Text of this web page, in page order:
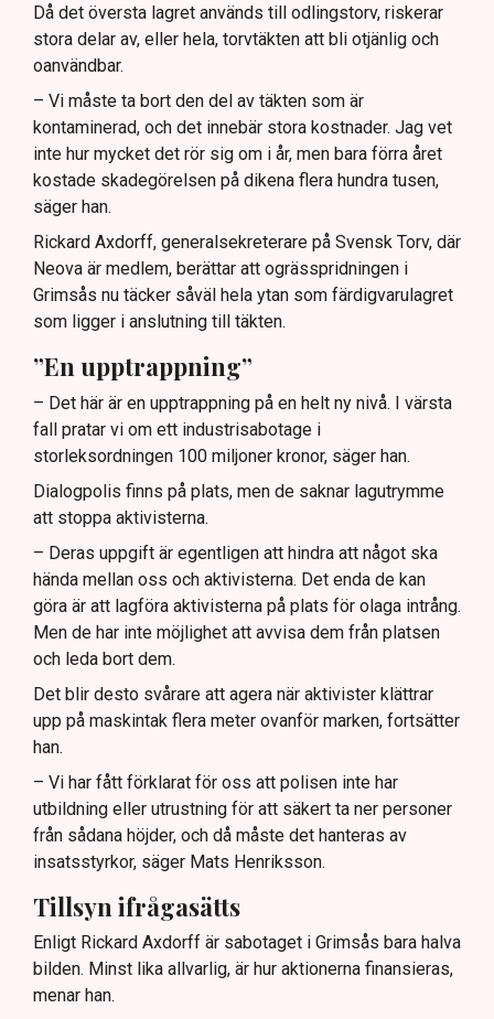
Då det översta lagret används till odlingstorv, riskerar
stora delar av, eller hela, torvtäkten att bli otjänlig och
oanvändbar.
– Vi måste ta bort den del av täkten som är
kontaminerad, och det innebär stora kostnader. Jag vet
inte hur mycket det rör sig om i år, men bara förra året
kostade skadegörelsen på dikena flera hundra tusen,
säger han.
Rickard Axdorff, generalsekreterare på Svensk Torv, där
Neova är medlem, berättar att ogrässpridningen i
Grimsås nu täcker såväl hela ytan som färdigvarulagret
som ligger i anslutning till täkten.
”En upptrappning”
– Det här är en upptrappning på en helt ny nivå. I värsta
fall pratar vi om ett industrisabotage i
storleksordningen 100 miljoner kronor, säger han.
Dialogpolis finns på plats, men de saknar lagutrymme
att stoppa aktivisterna.
– Deras uppgift är egentligen att hindra att något ska
hända mellan oss och aktivisterna. Det enda de kan
göra är att lagföra aktivisterna på plats för olaga intrång.
Men de har inte möjlighet att avvisa dem från platsen
och leda bort dem.
Det blir desto svårare att agera när aktivister klättrar
upp på maskintak flera meter ovanför marken, fortsätter
han.
– Vi har fått förklarat för oss att polisen inte har
utbildning eller utrustning för att säkert ta ner personer
från sådana höjder, och då måste det hanteras av
insatsstyrkor, säger Mats Henriksson.
Tillsyn ifrågasätts
Enligt Rickard Axdorff är sabotaget i Grimsås bara halva
bilden. Minst lika allvarlig, är hur aktionerna finansieras,
menar han.